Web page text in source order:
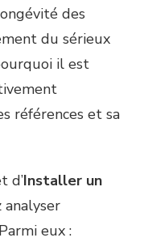
des
du sérieux
il est
références et sa
d’Installer un
analyser
eux :